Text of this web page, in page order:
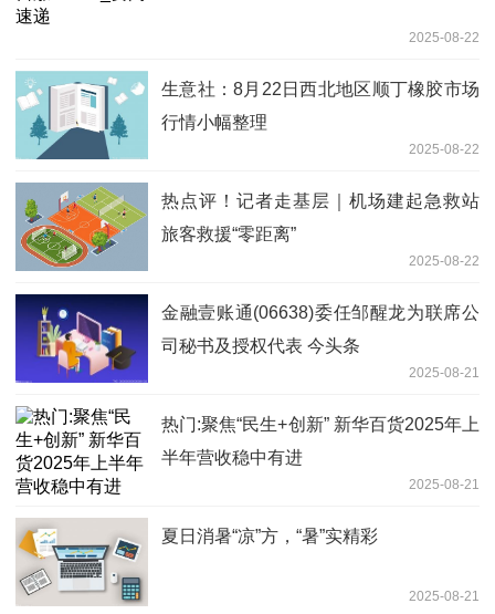
2025-08-22
生意社：8月22日西北地区顺丁橡胶市场
行情小幅整理
2025-08-22
热点评！记者走基层｜机场建起急救站
旅客救援“零距离”
2025-08-22
金融壹账通(06638)委任邹醒龙为联席公
司秘书及授权代表 今头条
2025-08-21
热门:聚焦“民生+创新” 新华百货2025年上
半年营收稳中有进
2025-08-21
夏日消暑“凉”方，“暑”实精彩
2025-08-21